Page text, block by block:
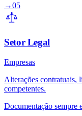
→05
Setor Legal
Empresas
Alterações contratuais,
competentes.
Documentação sempre